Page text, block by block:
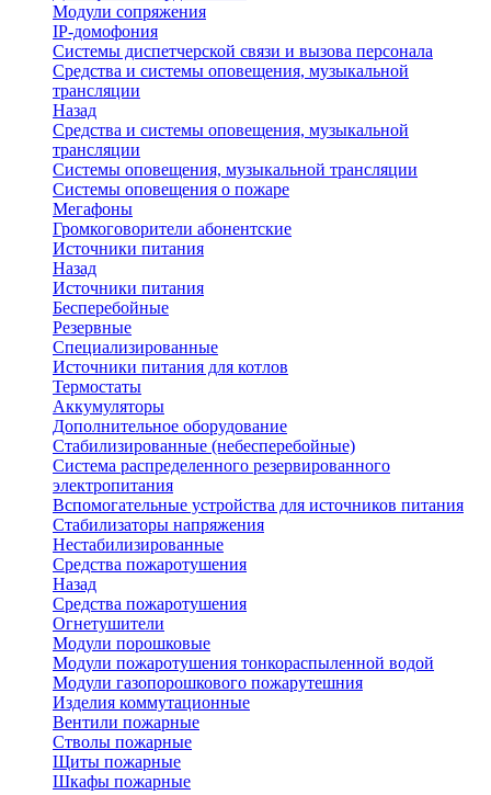
Модули сопряжения
IP-домофония
Системы диспетчерской связи и вызова персонала
Средства и системы оповещения, музыкальной
трансляции
Назад
Средства и системы оповещения, музыкальной
трансляции
Системы оповещения, музыкальной трансляции
Системы оповещения о пожаре
Мегафоны
Громкоговорители абонентские
Источники питания
Назад
Источники питания
Бесперебойные
Резервные
Специализированные
Источники питания для котлов
Термостаты
Аккумуляторы
Дополнительное оборудование
Стабилизированные (небесперебойные)
Система распределенного резервированного
электропитания
Вспомогательные устройства для источников питания
Стабилизаторы напряжения
Нестабилизированные
Средства пожаротушения
Назад
Средства пожаротушения
Огнетушители
Модули порошковые
Модули пожаротушения тонкораспыленной водой
Модули газопорошкового пожарутешния
Изделия коммутационные
Вентили пожарные
Стволы пожарные
Щиты пожарные
Шкафы пожарные